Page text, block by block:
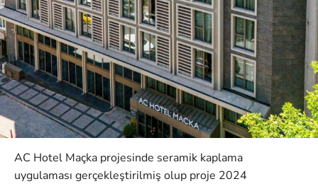
AC Hotel Maçka projesinde seramik kaplama
uygulaması gerçekleştirilmiş olup proje 2024